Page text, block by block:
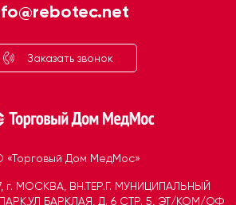
Дом МедМос»
г. МОСКВА, ВН.ТЕР.Г. МУНИЦИПАЛЬНЫЙ
БАРКЛАЯ, Д. 6 СТР. 5, ЭТ/КОМ/ОФ
Заказать звонок